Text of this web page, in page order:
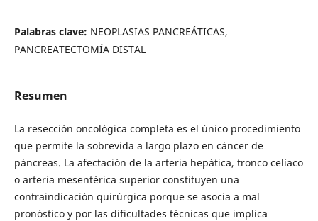
Palabras clave: NEOPLASIAS PANCREÁTICAS,
PANCREATECTOMÍA DISTAL
Resumen
La resección oncológica completa es el único procedimiento
que permite la sobrevida a largo plazo en cáncer de
páncreas. La afectación de la arteria hepática, tronco celíaco
o arteria mesentérica superior constituyen una
contraindicación quirúrgica porque se asocia a mal
pronóstico y por las dificultades técnicas que implica